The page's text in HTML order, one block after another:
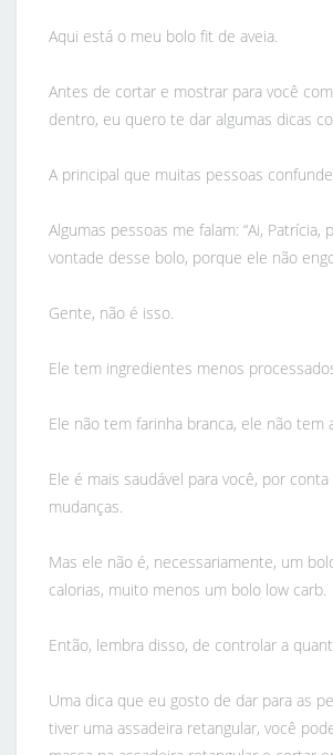
Aqui está o meu bolo fit de aveia.
Antes de cortar e mostrar para você
dentro, eu quero te dar algumas dicas
A principal que muitas pessoas
Algumas pessoas me falam: “Ai, Patrícia,
vontade desse bolo, porque ele não
Gente, não é isso.
Ele tem ingredientes menos
Ele não tem farinha branca, ele não tem
Ele é mais saudável para você, por conta
mudanças.
Mas ele não é, necessariamente, um
calorias, muito menos um bolo low carb.
Então, lembra disso, de controlar a
Uma dica que eu gosto de dar para as
tiver uma assadeira retangular, você